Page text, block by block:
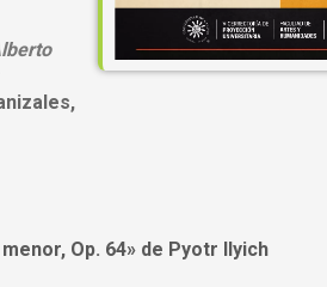
Op. 64» de Pyotr Ilyich